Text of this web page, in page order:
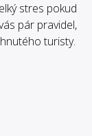
stres pokud
pár pravidel,
turisty.